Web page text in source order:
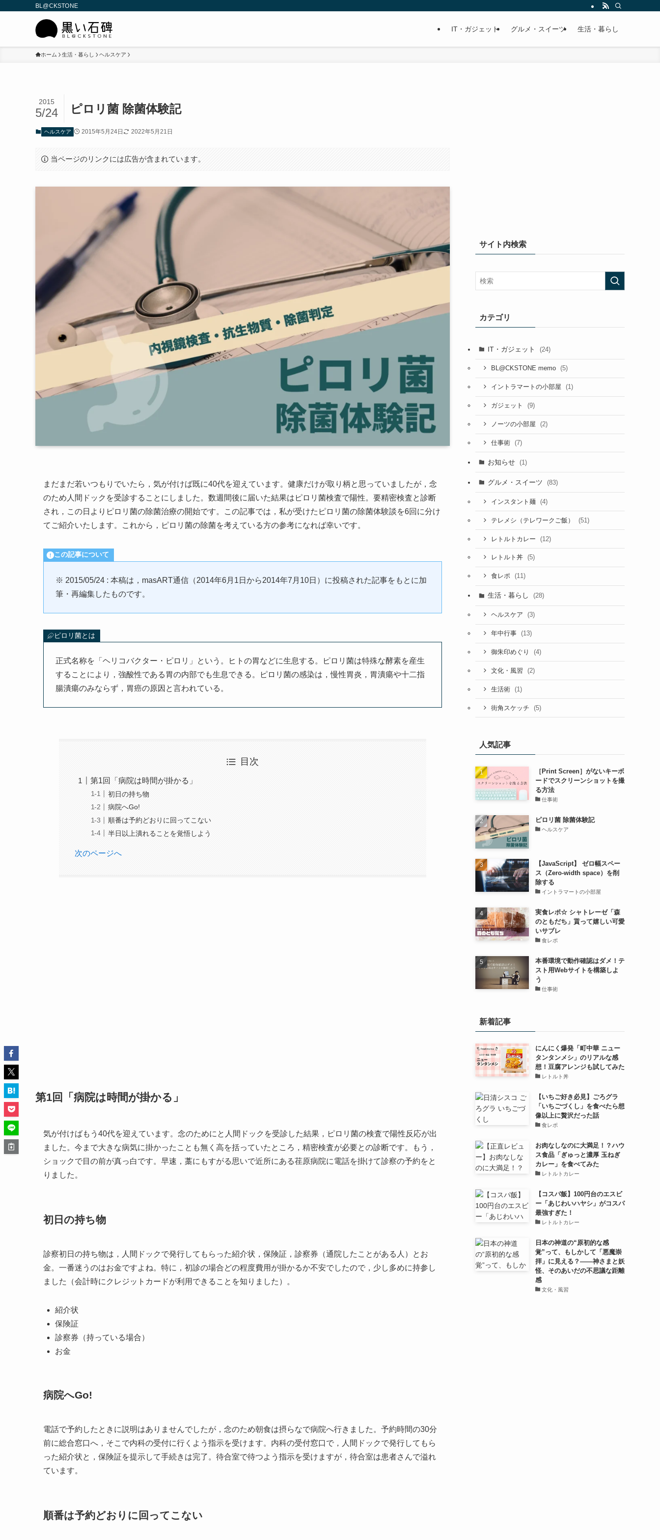
BL@CKSTONE
IT・ガジェット グルメ・スイーツ 生活・暮らし
ホーム 生活・暮らし ヘルスケア
ピロリ菌 除菌体験記
2015
5/24
ヘルスケア 2015年5月24日 2022年5月21日
当ページのリンクには広告が含まれています。
まだまだ若いつもりでいたら，気が付けば既に40代を迎えています。健康だけが取り柄と思っていましたが，念
のため人間ドックを受診することにしました。数週間後に届いた結果はピロリ菌検査で陽性。要精密検査と診断
され，この日よりピロリ菌の除菌治療の開始です。この記事では，私が受けたピロリ菌の除菌体験談を6回に分け
てご紹介いたします。これから，ピロリ菌の除菌を考えている方の参考になれば幸いです。
この記事について
※ 2015/05/24 : 本稿は，masART通信（2014年6月1日から2014年7月10日）に投稿された記事をもとに加
筆・再編集したものです。
ピロリ菌とは
正式名称を「ヘリコバクター・ピロリ」という。ヒトの胃などに生息する。ピロリ菌は特殊な酵素を産生
することにより，強酸性である胃の内部でも生息できる。ピロリ菌の感染は，慢性胃炎，胃潰瘍や十二指
腸潰瘍のみならず，胃癌の原因と言われている。
目次
第1回「病院は時間が掛かる」
初日の持ち物
病院へGo!
順番は予約どおりに回ってこない
半日以上潰れることを覚悟しよう
次のページへ
第1回「病院は時間が掛かる」
気が付けばもう40代を迎えています。念のためにと人間ドックを受診した結果，ピロリ菌の検査で陽性反応が出
ました。今まで大きな病気に掛かったことも無く高を括っていたところ，精密検査が必要との診断です。もう，
ショックで目の前が真っ白です。早速，藁にもすがる思いで近所にある荏原病院に電話を掛けて診察の予約をと
りました。
初日の持ち物
診察初日の持ち物は，人間ドックで発行してもらった紹介状，保険証，診察券（通院したことがある人）とお
金。一番迷うのはお金ですよね。特に，初診の場合どの程度費用が掛かるか不安でしたので，少し多めに持参し
ました（会計時にクレジットカードが利用できることを知りました）。
紹介状
保険証
診察券（持っている場合）
お金
病院へGo!
電話で予約したときに説明はありませんでしたが，念のため朝食は摂らなで病院へ行きました。予約時間の30分
前に総合窓口へ，そこで内科の受付に行くよう指示を受けます。内科の受付窓口で，人間ドックで発行してもら
った紹介状と，保険証を提示して手続きは完了。待合室で待つよう指示を受けますが，待合室は患者さんで溢れ
ています。
順番は予約どおりに回ってこない
サイト内検索
カテゴリ
IT・ガジェット (24)
BL@CKSTONE memo (5)
イントラマートの小部屋 (1)
ガジェット (9)
ノーツの小部屋 (2)
仕事術 (7)
お知らせ (1)
グルメ・スイーツ (83)
インスタント麺 (4)
テレメシ（テレワークご飯） (51)
レトルトカレー (12)
レトルト丼 (5)
食レポ (11)
生活・暮らし (28)
ヘルスケア (3)
年中行事 (13)
御朱印めぐり (4)
文化・風習 (2)
生活術 (1)
街角スケッチ (5)
人気記事
［Print Screen］がないキーボ
ードでスクリーンショットを撮
る方法
仕事術
ピロリ菌 除菌体験記
ヘルスケア
【JavaScript】 ゼロ幅スペー
ス（Zero-width space）を削
除する
イントラマートの小部屋
実食レポ☆ シャトレーゼ「森
のともだち」貰って嬉しい可愛
いサブレ
食レポ
本番環境で動作確認はダメ！テ
スト用Webサイトを構築しよ
う
仕事術
新着記事
にんにく爆発「町中華 ニュー
タンタンメシ」のリアルな感
想！豆腐アレンジも試してみた
レトルト丼
【いちご好き必見】ごろグラ
「いちごづくし」を食べたら想
像以上に贅沢だった話
食レポ
お肉なしなのに大満足！？ハウ
ス食品「ぎゅっと濃厚 玉ねぎ
カレー」を食べてみた
レトルトカレー
【コスパ飯】100円台のエスビ
ー「あじわいハヤシ」がコスパ
最強すぎた！
レトルトカレー
日本の神道の“原初的な感
覚”って、もしかして「悪魔崇
拝」に見える？――神さまと妖
怪、そのあいだの不思議な距離
感
文化・風習